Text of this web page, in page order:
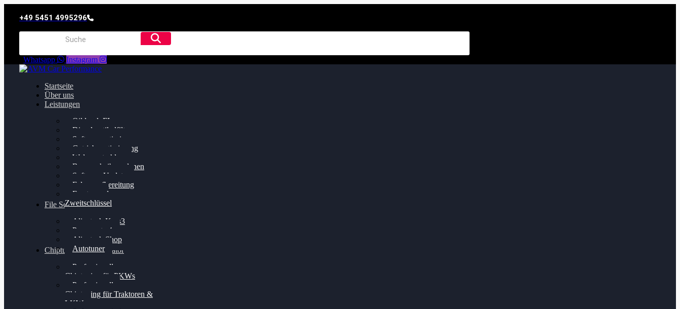
+49 5451 4995296
Whatsapp Instagram
Startseite
Über uns
Leistungen
Oildruck FIx
Dieselpartikelfilter
Softwareoptimierung
Getriebeoptimierung
Walnussstrahlen
Bremsscheiben planen
Software Update
Felgenaufbereitung
Ersatz- und
Zweitschlüssel
File Service
Alientech Kess3
Powergate 4
Alientech Shop
Autotuner
Chiptuning Konfigurator
Professionelles
Chiptuning für PKWs
Professionelles
Chiptuning für Traktoren &
LKW